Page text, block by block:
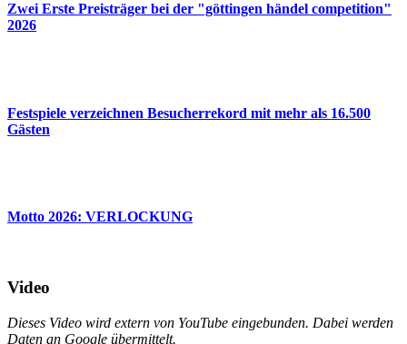
Zwei Erste Preisträger bei der "göttingen händel competition"
2026
Fest­spiele verzeichnen Besucherrekord mit mehr als 16.500
Gästen
Motto 2026: VERLOCKUNG
Video
Dieses Video wird extern von YouTube eingebunden. Dabei werden
Daten an Google übermittelt.